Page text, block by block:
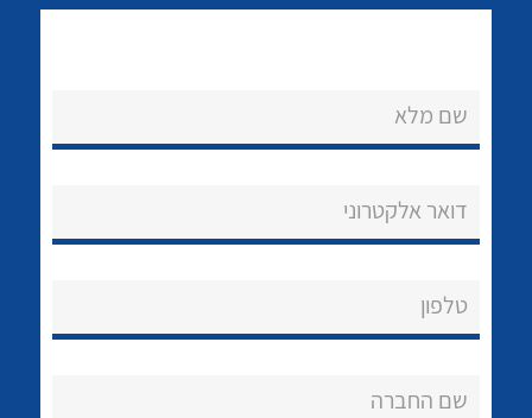
נקודות מכירה
שאלות ותשובות
שם מלא
דואר אלקטרוני
טלפון
שם החברה